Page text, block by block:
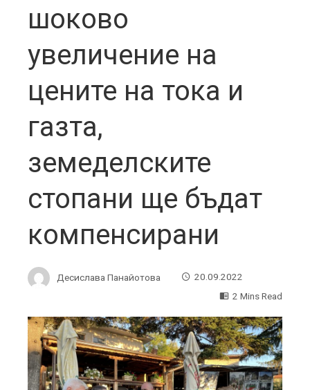
шоково
увеличение на
цените на тока и
газта,
земеделските
стопани ще бъдат
компенсирани
Десислава Панайотова
20.09.2022
2 Mins Read